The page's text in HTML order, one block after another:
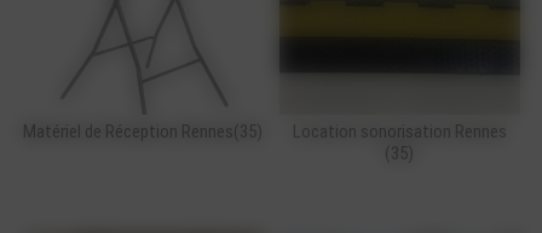
Matériel de Réception Rennes(35)
Location sonorisation Rennes
(35)